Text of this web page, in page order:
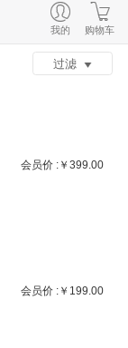
我的 购物车
过滤
会员价 :￥399.00
会员价 :￥199.00